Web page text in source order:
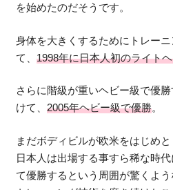
を始めたのだそうです。
身体を大きくするためにトレー
て、 1998年に日本人初のライト
さらに階級が重いヘビー級で優
けて、 2005年ヘビー級で優勝。
まだボディビルが欧米をはじめと
日本人は出場する事すら稀な時
て優勝するという周囲が驚くよう